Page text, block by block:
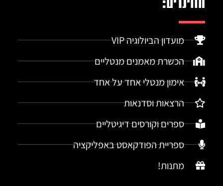
מועדון הביולוגיה VIP
הכשרת מאמנים מנטליים
אימון מנטלי אחד על אחד
הרצאות וסדנאות
ספרים וקורסים דיגיטליים
ספריית הפודקאסט באפליקציה
מתנות!